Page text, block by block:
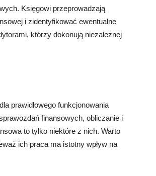
Księgowi przeprowadzają
i zidentyfikować ewentualne
którzy dokonują niezależnej
prawidłowego funkcjonowania
finansowych, obliczanie i
to tylko niektóre z nich. Warto
ich praca ma istotny wpływ na